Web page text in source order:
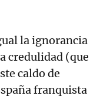
la ignorancia
credulidad (que
caldo de
franquista